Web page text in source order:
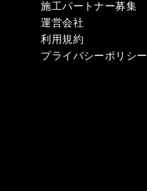
施工パートナー募集
運営会社
利用規約
プライバシーポリシー